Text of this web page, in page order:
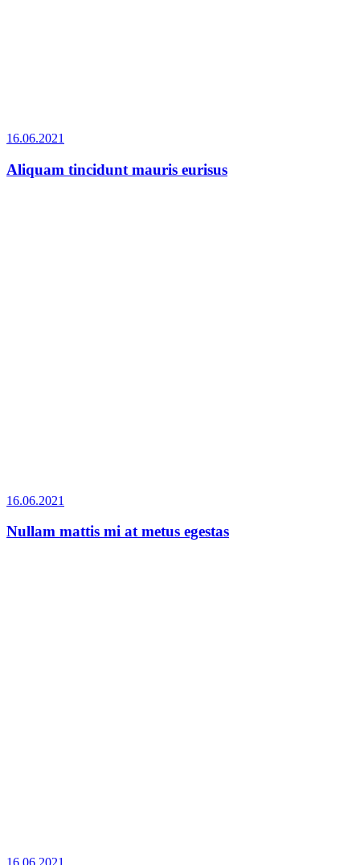
16.06.2021
Aliquam tincidunt mauris eurisus
16.06.2021
Nullam mattis mi at metus egestas